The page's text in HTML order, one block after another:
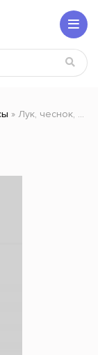
» Лук, чеснок, острый перец